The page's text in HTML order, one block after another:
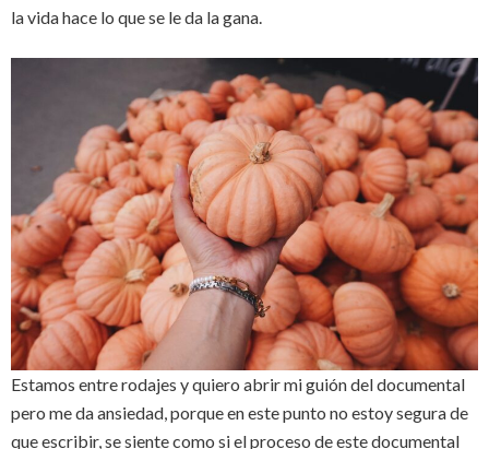
la vida hace lo que se le da la gana.
Estamos entre rodajes y quiero abrir mi guión del documental
pero me da ansiedad, porque en este punto no estoy segura de
que escribir, se siente como si el proceso de este documental